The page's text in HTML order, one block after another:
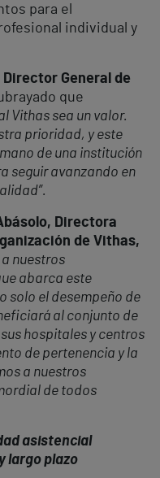
para el
individual y
General de
que
Vithas sea un valor.
prioridad, y este
de una institución
seguir avanzando en
Directora
de Vithas,
nuestros
abarca este
solo el desempeño de
al conjunto de
hospitales y centros
de pertenencia y la
a nuestros
de todos
asistencial
largo plazo